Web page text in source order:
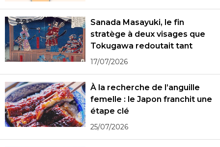
Sanada Masayuki, le fin
stratège à deux visages que
Tokugawa redoutait tant
17/07/2026
À la recherche de l’anguille
femelle : le Japon franchit une
étape clé
25/07/2026